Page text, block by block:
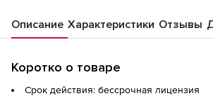
Описание Характеристики Отзывы
Коротко о товаре
Срок действия: бессрочная лицензия